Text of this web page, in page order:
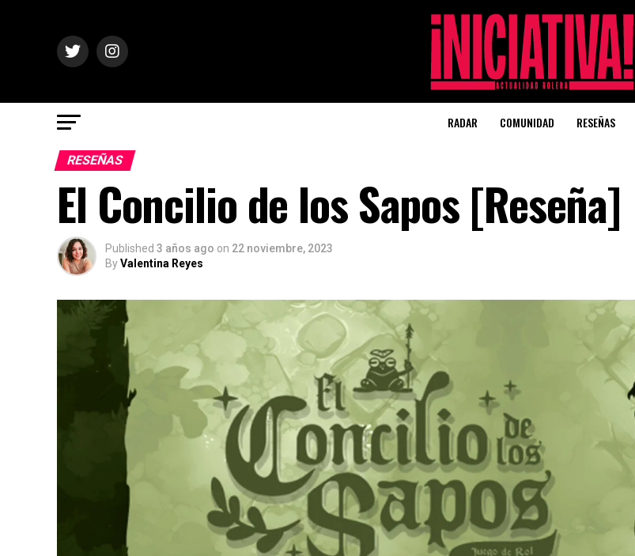
RADAR COMUNIDAD RESEÑAS
RESEÑAS
El Concilio de los Sapos [Reseña]
Published 3 años ago on 22 noviembre, 2023
ByValentina Reyes